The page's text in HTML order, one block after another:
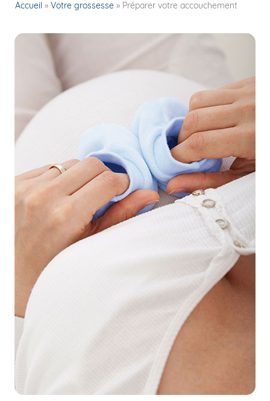
Accueil » Votre grossesse » Préparer votre accouchement